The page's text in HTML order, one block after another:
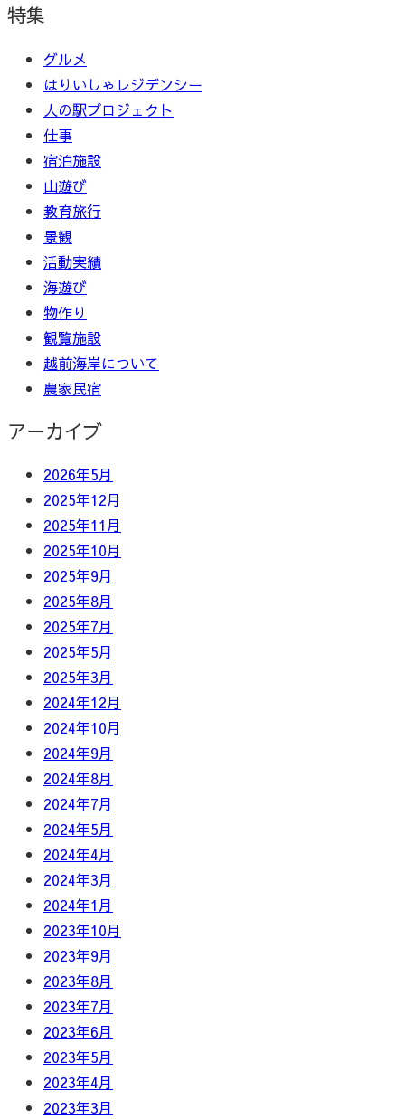
特集
グルメ
はりいしゃレジデンシー
人の駅プロジェクト
仕事
宿泊施設
山遊び
教育旅行
景観
活動実績
海遊び
物作り
観覧施設
越前海岸について
農家民宿
アーカイブ
2026年5月
2025年12月
2025年11月
2025年10月
2025年9月
2025年8月
2025年7月
2025年5月
2025年3月
2024年12月
2024年10月
2024年9月
2024年8月
2024年7月
2024年5月
2024年4月
2024年3月
2024年1月
2023年10月
2023年9月
2023年8月
2023年7月
2023年6月
2023年5月
2023年4月
2023年3月